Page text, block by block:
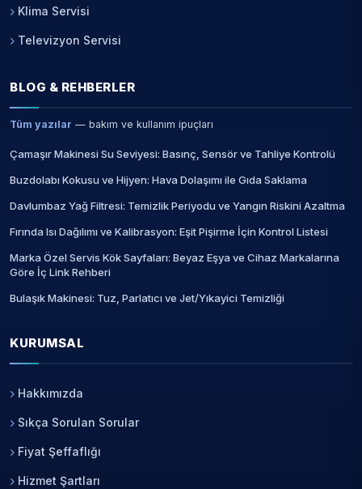
Klima Servisi
Televizyon Servisi
BLOG & REHBERLER
Tüm yazılar — bakım ve kullanım ipuçları
Çamaşır Makinesi Su Seviyesi: Basınç, Sensör ve Tahliye Kontrolü
Buzdolabı Kokusu ve Hijyen: Hava Dolaşımı ile Gıda Saklama
Davlumbaz Yağ Filtresi: Temizlik Periyodu ve Yangın Riskini Azaltma
Fırında Isı Dağılımı ve Kalibrasyon: Eşit Pişirme İçin Kontrol Listesi
Marka Özel Servis Kök Sayfaları: Beyaz Eşya ve Cihaz Markalarına
Göre İç Link Rehberi
Bulaşık Makinesi: Tuz, Parlatıcı ve Jet/Yıkayici Temizliği
KURUMSAL
Hakkımızda
Sıkça Sorulan Sorular
Fiyat Şeffaflığı
Hizmet Şartları